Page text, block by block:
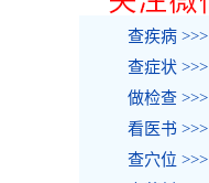
查疾病 >>>
查症状 >>>
做检查 >>>
看医书 >>>
查穴位 >>>